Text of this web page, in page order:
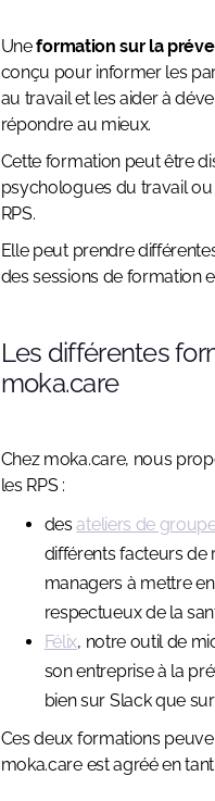
Uneformation sur la
conçu pour informer les
au travail et les aider à
répondre au mieux.
Cette formation peut être
psychologues du travail
RPS.
Elle peut prendre
des sessions de formation
Les différentes
moka.care
Chez moka.care, nous
les RPS :
desateliers de
différents facteurs de
managers à mettre
respectueux de la
Félix, notre outil de
son entreprise à la
bien sur Slack que
Ces deux formations
moka.care est agréé en